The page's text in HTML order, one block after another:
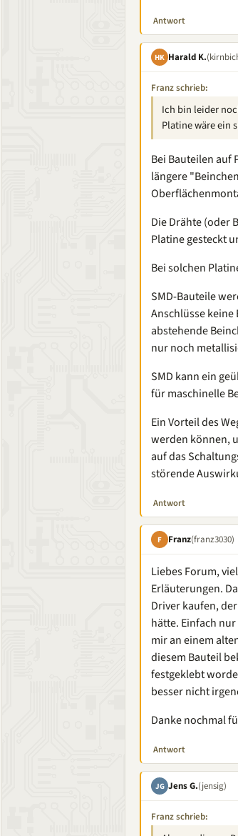
Antwort
HK Harald K.
Franz schrieb:
Ich bin leider
Platine wäre ein
Bei Bauteilen auf
längere
Die Drähte (oder
Platine gesteckt
Bei solchen
SMD-Bauteile
Anschlüsse
abstehende
nur noch
SMD kann ein
für maschinelle
Ein Vorteil des
werden können,
auf das
störende
Antwort
F Franz(franz3030)
Liebes Forum,
Erläuterungen.
Driver kaufen,
hätte. Einfach
mir an einem
diesem Bauteil
festgeklebt
besser nicht
Danke nochmal
Antwort
JG Jens G.(jensig)
Franz schrieb: